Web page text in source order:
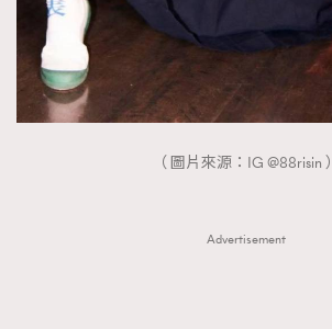
（ 圖片來源：IG @88risin ）
Advertisement